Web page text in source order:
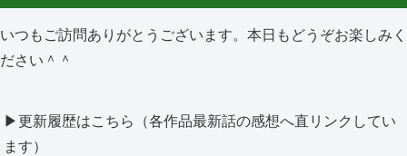
いつもご訪問ありがとうございます。本日もどうぞお楽しみく
ださい＾＾
▶更新履歴はこちら（各作品最新話の感想へ直リンクしてい
ます）